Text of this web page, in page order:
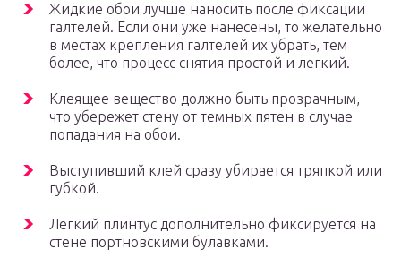
Жидкие обои лучше наносить после фиксации
галтелей. Если они уже нанесены, то желательно
в местах крепления галтелей их убрать, тем
более, что процесс снятия простой и легкий.
Клеящее вещество должно быть прозрачным,
что убережет стену от темных пятен в случае
попадания на обои.
Выступивший клей сразу убирается тряпкой или
губкой.
Легкий плинтус дополнительно фиксируется на
стене портновскими булавками.